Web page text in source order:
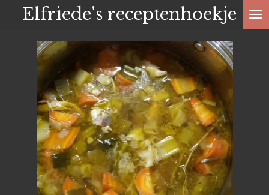
hoofdinhoud
Elfriede's receptenhoekje